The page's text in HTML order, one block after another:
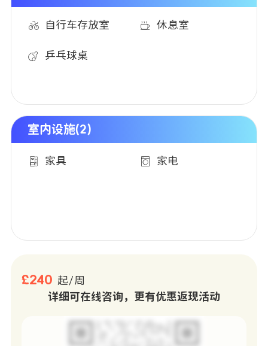
自行车存放室 休息室
乒乓球桌
室内设施(2)
家具 家电
£240 起/周
详细可在线咨询，更有优惠返现活动